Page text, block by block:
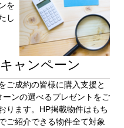
を
し
ャンペーン
ご成約の皆様に購⼊⽀援と
ーンの選べるプレゼントをご
ります。HP掲載物件はもち
ご紹介できる物件全て対象